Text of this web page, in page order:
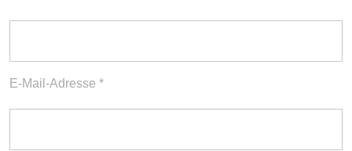
E-Mail-Adresse *